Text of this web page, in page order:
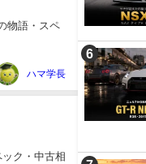
物語・スペ
ハマ学長
ク・中古相